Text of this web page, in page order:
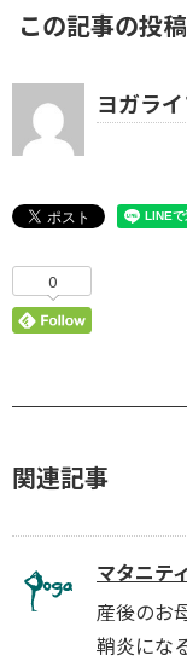
この記事の投
ヨガラ
0
関連記事
マタニテ
産後のお
鞘炎にな